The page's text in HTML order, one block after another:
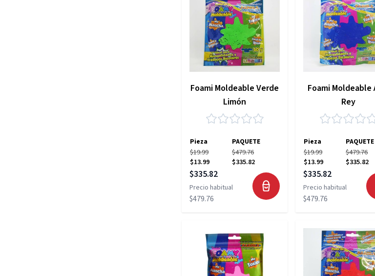
Foami Moldeable Verde
Limón
Pieza
PAQUETE
$19.99
$13.99
$479.76
$335.82
Precio especial
$335.82
Precio habitual
$479.76
Foami Moldeable
Rey
Pieza
PAQUETE
$19.99
$13.99
$479.76
$335.82
Precio especial
$335.82
Precio habitual
$479.76